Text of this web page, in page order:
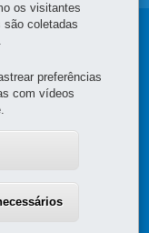
DE
SOCIAL - SGDES
- Ala C - Centro Cívico
os visitantes
são coletadas
preferências
com vídeos